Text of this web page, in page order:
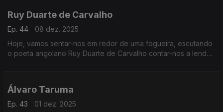
Ruy Duarte de Carvalho
Ep. 44
08 dez. 2025
Hoje, vamos sentar-nos em redor de uma fogueira, escutando
o poeta angolano Ruy Duarte de Carvalho contar-nos a lenda
Álvaro Taruma
Ep. 43
01 dez. 2025